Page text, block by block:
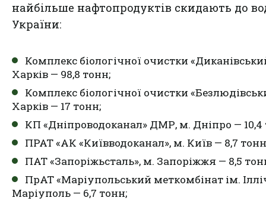
найбільше нафтопродуктів скидають до
України:
Комплекс біологічної очистки
Харків — 98,8 тонн;
Комплекс біологічної очистки
Харків — 17 тонн;
КП «Дніпроводоканал» ДМР, м. Дніпро — 10,4
ПРАТ «АК «Київводоканал», м. Київ — 8,7
ПАТ «Запоріжьсталь», м. Запоріжжя — 8,5
ПрАТ «Маріупольський меткомбінат ім.
Маріуполь — 6,7 тонн;